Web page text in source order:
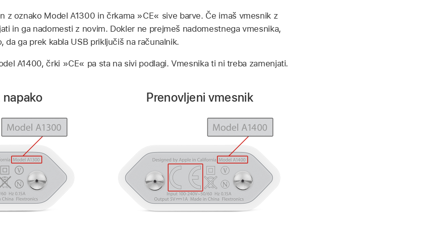
z oznako Model A1300 in črkama »CE« sive barve. Če imaš vmesnik z
in ga nadomesti z novim. Dokler ne prejmeš nadomestnega vmesnika,
da ga prek kabla USB priključiš na računalnik.
A1400, črki »CE« pa sta na sivi podlagi. Vmesnika ti ni treba zamenjati.
Prenovljeni vmesnik